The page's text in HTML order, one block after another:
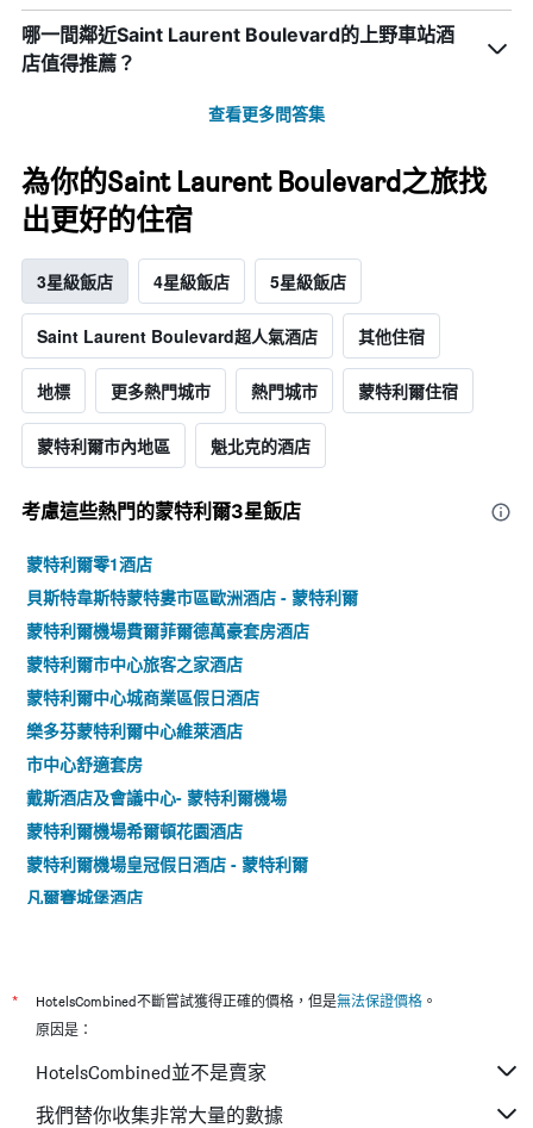
哪一間鄰近Saint Laurent Boulevard的上野車站酒
店值得推薦？
查看更多問答集
為你的Saint Laurent Boulevard之旅找
出更好的住宿
3星級飯店 4星級飯店 5星級飯店
Saint Laurent Boulevard超人氣酒店 其他住宿
地標 更多熱門城市 熱門城市 蒙特利爾住宿
蒙特利爾市內地區 魁北克的酒店
考慮這些熱門的蒙特利爾3星​飯店
蒙特利爾零1酒店
貝斯特韋斯特蒙特婁市區歐洲酒店 - 蒙特利爾
蒙特利爾機場費爾菲爾德萬豪套房酒店
蒙特利爾市中心旅客之家酒店
蒙特利爾中心城商業區假日酒店
樂多芬蒙特利爾中心維萊酒店
市中心舒適套房
戴斯酒店及會議中心- 蒙特利爾機場
蒙特利爾機場希爾頓花園酒店
蒙特利爾機場皇冠假日酒店 - 蒙特利爾
凡爾賽城堡酒店
蒙特利爾中心科洛姆酒店
菲利普斯樂廣場及套房酒店
蒙特利爾廣場華美達酒店
* HotelsCombined不斷嘗試獲得正確的價格，但是無法保證價格 。
原因是：
HotelsCombined並不是賣家
我們替你收集非常大量的數據